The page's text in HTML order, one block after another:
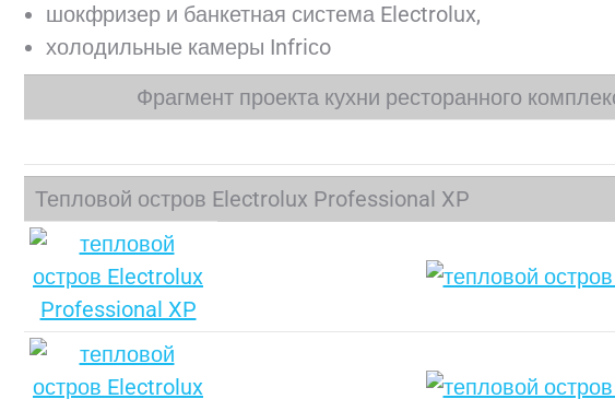
шокфризер и банкетная система Electrolux,
холодильные камеры Infriсo
Фрагмент проекта кухни ресторанного
Тепловой остров Electrolux Professional XP